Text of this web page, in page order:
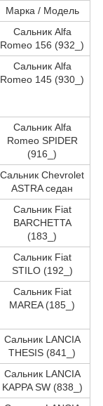
Марка / Модель
Сальник Alfa
Romeo 156 (932_)
Сальник Alfa
Romeo 145 (930_)
Сальник Alfa
Romeo SPIDER
(916_)
Сальник Chevrolet
ASTRA седан
Сальник Fiat
BARCHETTA
(183_)
Сальник Fiat
STILO (192_)
Сальник Fiat
MAREA (185_)
Сальник LANCIA
THESIS (841_)
Сальник LANCIA
KAPPA SW (838_)